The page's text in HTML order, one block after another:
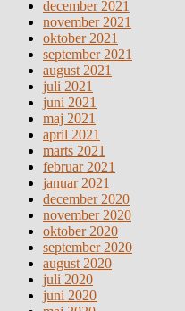
december 2021
november 2021
oktober 2021
september 2021
august 2021
juli 2021
juni 2021
maj 2021
april 2021
marts 2021
februar 2021
januar 2021
december 2020
november 2020
oktober 2020
september 2020
august 2020
juli 2020
juni 2020